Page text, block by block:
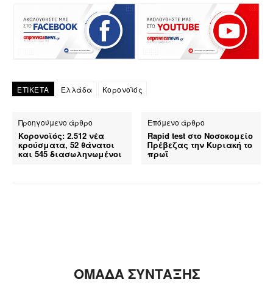
ΕΤΙΚΕΤΑ Ελλάδα Κορονοϊός
Προηγούμενο άρθρο
Κορονοϊός: 2.512 νέα
κρούσματα, 52 θάνατοι
και 545 διασωληνωμένοι
Επόμενο άρθρο
Rapid test στο Νοσοκομείο
Πρέβεζας την Κυριακή το
πρωΐ
ΟΜΑΔΑ ΣΥΝΤΑΞΗΣ